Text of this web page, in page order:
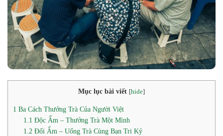
Mục lục bài viết [hide]
1 Ba Cách Thưởng Trà Của Người Việt
1.1 Độc Ẩm – Thưởng Trà Một Mình
1.2 Đối Ẩm – Uống Trà Cùng Bạn Tri Kỷ